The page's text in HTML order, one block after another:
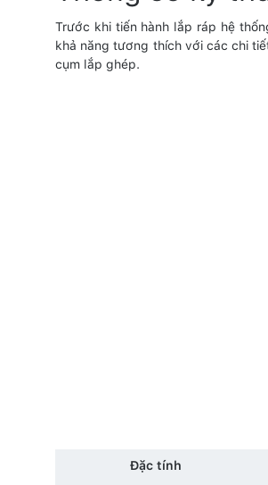
Trước khi tiến hành lắp ráp hệ
khả năng tương thích với các chi
cụm lắp ghép.
Đặc tính